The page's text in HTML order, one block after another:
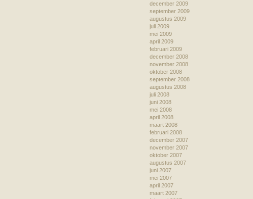
december 2009
september 2009
augustus 2009
juli 2009
mei 2009
april 2009
februari 2009
december 2008
november 2008
oktober 2008
september 2008
augustus 2008
juli 2008
juni 2008
mei 2008
april 2008
maart 2008
februari 2008
december 2007
november 2007
oktober 2007
augustus 2007
juni 2007
mei 2007
april 2007
maart 2007